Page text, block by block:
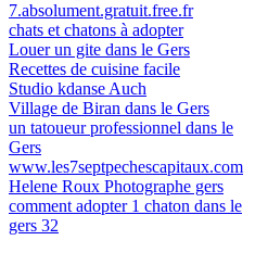
7.absolument.gratuit.free.fr
chats et chatons à adopter
Louer un gite dans le Gers
Recettes de cuisine facile
Studio kdanse Auch
Village de Biran dans le Gers
un tatoueur professionnel dans le
Gers
www.les7septpechescapitaux.com
Helene Roux Photographe gers
comment adopter 1 chaton dans le
gers 32